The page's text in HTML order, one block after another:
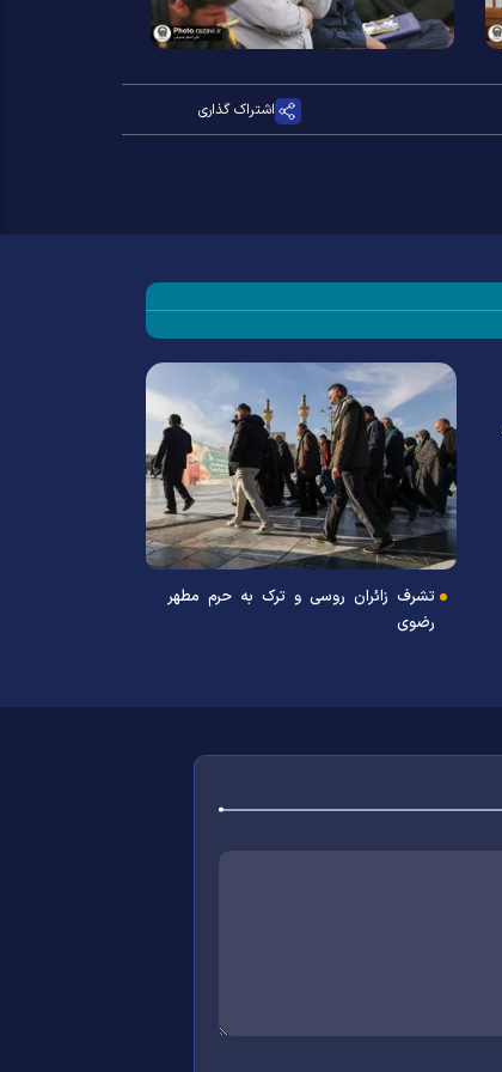
اشتراک گذاری
تشرف زائران روسی و ترک به حرم مطهر
رضوی